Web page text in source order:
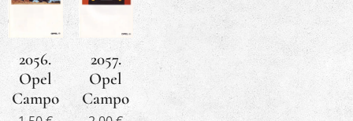
2056.
Opel
Campo
2057.
Opel
Campo